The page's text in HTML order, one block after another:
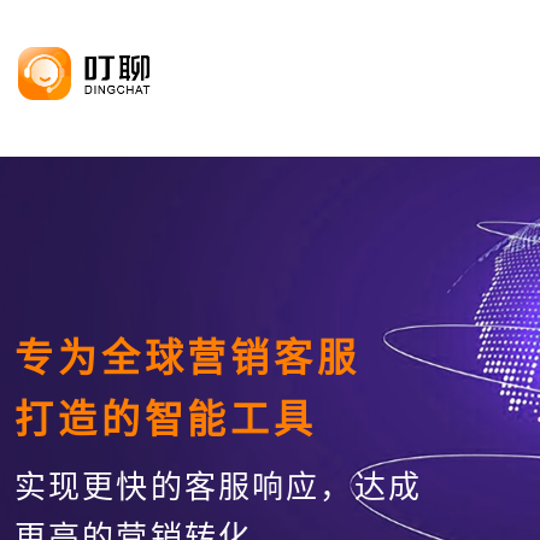
专为全球营销客服
打造的智能工具
实现更快的客服响应，达成